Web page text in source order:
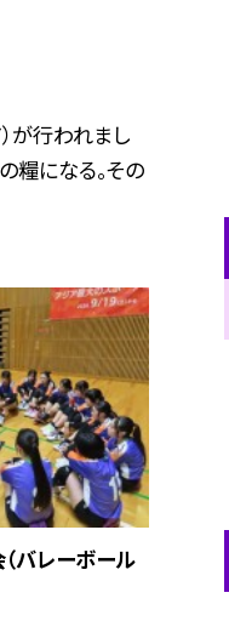
が行われまし
糧になる。その
バレーボール